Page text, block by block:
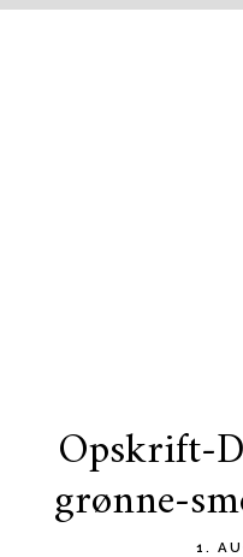
content
Opskrift-
grønne-
1.